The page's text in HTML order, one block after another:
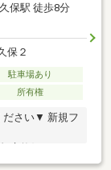
保駅 徒歩8分
保２
駐車場あり
所有権
ださい▼ 新規フ
〉キッチ